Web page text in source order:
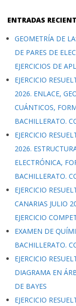
ENTRADAS
GEOMETRÍA DE
DE PARES DE
EJERCICIOS DE
EJERCICIO
2026. ENLACE,
CUÁNTICOS,
BACHILLERATO.
EJERCICIO
2026.
ELECTRÓNICA,
BACHILLERATO.
EJERCICIO
CANARIAS JULIO
EJERCICIO
EXAMEN DE
BACHILLERATO.
EJERCICIO
DIAGRAMA EN
DE BAYES
EJERCICIO